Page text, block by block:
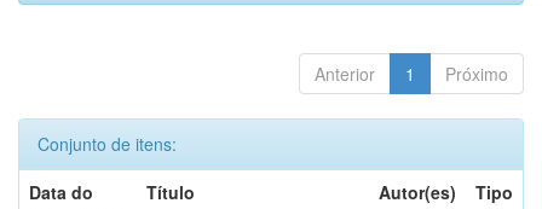
Anterior 1 Próximo
Conjunto de itens:
Data do
Título Autor(es) Tipo